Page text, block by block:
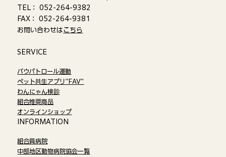
TEL： 052-264-9382
FAX： 052-264-9381
お問い合わせはこちら
​SERVICE
バウパトロール運動
ペット共生アプリ”FAV”
わんにゃん検診
組合推奨商品
オンラインショップ​
​INFORMATION
組合員病院
中部地区動物病院協会一覧